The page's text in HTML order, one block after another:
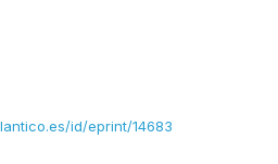
id/eprint/14683